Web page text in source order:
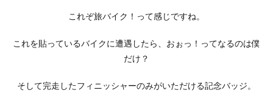
これぞ旅バイク！って感じですね。
これを貼っているバイクに遭遇したら、おぉっ！ってなるのは僕
だけ？
そして完走したフィニッシャーのみがいただける記念バッジ。